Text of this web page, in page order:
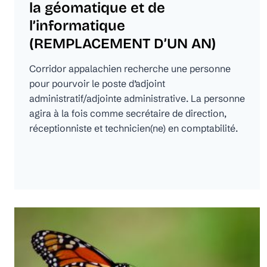
la géomatique et de
l’informatique
(REMPLACEMENT D’UN AN)
Corridor appalachien recherche une personne
pour pourvoir le poste d’adjoint
administratif/adjointe administrative. La personne
agira à la fois comme secrétaire de direction,
réceptionniste et technicien(ne) en comptabilité.